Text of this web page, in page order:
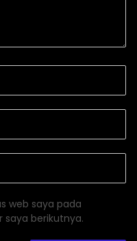
web saya pada
berikutnya.